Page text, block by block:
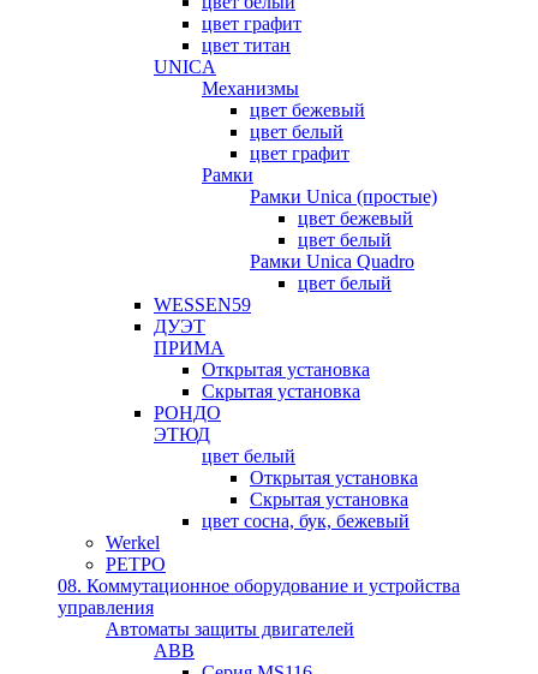
цвет графит
цвет титан
UNICA
Механизмы
цвет бежевый
цвет белый
цвет графит
Рамки
Рамки Unica (простые)
цвет бежевый
цвет белый
Рамки Unica Quadro
цвет белый
WESSEN59
ДУЭТ
ПРИМА
Открытая установка
Скрытая установка
РОНДО
ЭТЮД
цвет белый
Открытая установка
Скрытая установка
цвет сосна, бук, бежевый
Werkel
РЕТРО
08. Коммутационное оборудование и устройства
управления
Автоматы защиты двигателей
ABB